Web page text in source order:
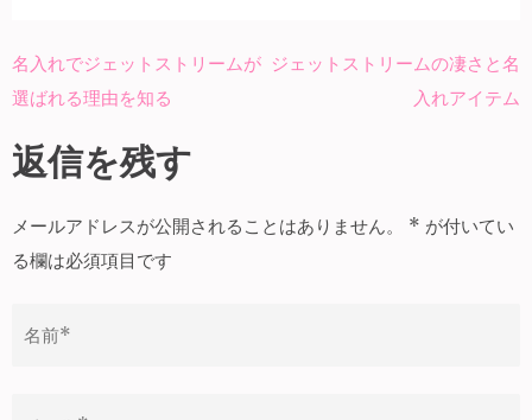
投
稿
ナ
ビ
ゲ
ー
ョ
名入れでジェットストリームが
選ばれる理由を知る
ジェットストリームの凄さと名
入れアイテム
返信を残す
メールアドレスが公開されることはありません。 * が付いてい
る欄は必須項目です